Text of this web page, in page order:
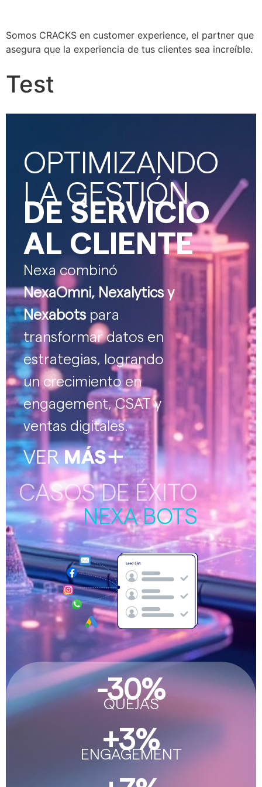
Somos CRACKS en customer experience, el partner que
asegura que la experiencia de tus clientes sea increíble.
Test
OPTIMIZANDO
LA GESTIÓN
DE SERVICIO
AL CLIENTE
Nexa combinó
NexaOmni, Nexalytics y
Nexabots para
transformar datos en
estrategias, logrando
un crecimiento en
engagement, CSAT y
ventas digitales.
CASOS DE ÉXITO
NEXA BOTS
-30%
QUEJAS
+3%
ENGAGEMENT